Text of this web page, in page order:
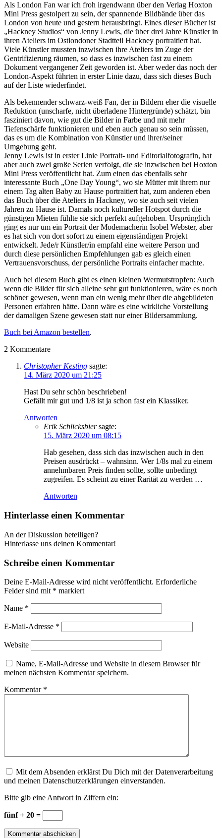
Als London Fan war ich froh irgendwann über den Verlag Hoxton
Mini Press gestolpert zu sein, der spannende Bildbände über das
London von heute und gestern herausbringt. Eines dieser Bücher ist
„Hackney Studios“ von Jenny Lewis, die über drei Jahre Künstler in
ihren Ateliers im Ostlondoner Stadtteil Hackney portraitiert hat.
Viele Künstler mussten inzwischen ihre Ateliers im Zuge der
Gentrifizierung räumen, so dass es inzwischen fast zu einem
Dokument vergangener Zeit geworden ist. Aber weder das noch der
London-Aspekt führten in erster Linie dazu, dass sich dieses Buch
auf der Liste wiederfindet.
Als bekennender schwarz-weiß Fan, der in Bildern eher die visuelle
Reduktion (unscharfe, nicht überladene Hintergründe) schätzt, bin
fasziniert davon, wie gut die Bilder in Farbe und mit mehr
Tiefenschärfe funktionieren und eben auch genau so sein müssen,
das es um die Kombination von Künstler und ihrer/seiner
Umgebung geht.
Jenny Lewis ist in erster Linie Portrait- und Editorialfotografin, hat
aber auch zwei große Serien verfolgt, die sie inzwischen bei Hoxton
Mini Press veröffentlicht hat. Zum einen das ebenfalls sehr
interessante Buch „One Day Young“, wo sie Mütter mit ihrem nur
einem Tag alten Baby zu Hause portraitiert hat, zum anderen eben
das Buch über die Ateliers in Hackney, wo sie auch seit vielen
Jahren zu Hause ist. Damals noch kultureller Hotspot durch die
günstigen Mieten fühlte sie sich perfekt aufgehoben. Ursprünglich
ging es nur um ein Portrait der Modemacherin Isobel Webster, aber
es hat sich von dort sofort zu einem eigenständigen Projekt
entwickelt. Jede/r Künstler/in empfahl eine weitere Person und
durch diese persönlichen Empfehlungen gab es gleich einen
Vertrauensvorschuss, der persönliche Portraits einfacher machte.
Auch bei diesem Buch gibt es einen kleinen Wermutstropfen: Auch
wenn die Bilder für sich alleine sehr gut funktionieren, wäre es noch
schöner gewesen, wenn man ein wenig mehr über die abgebildeten
Personen erfahren hätte. Dann wäre es eine wirkliche Vorstellung
der damaligen Szene gewesen statt nur einer Bildersammlung.
Buch bei Amazon bestellen.
2 Kommentare
Christopher Kesting sagte:
14. März 2020 um 21:25
Hast Du sehr schön beschrieben!
Gefällt mir gut und 1/8 ist ja schon fast ein Klassiker.
Antworten
Erik Schlicksbier sagte:
15. März 2020 um 08:15
Hab gesehen, dass sich das inzwischen auch in den
Preisen ausdrückt – wahnsinn. Wer 1/8s mal zu einem
annehmbaren Preis finden sollte, sollte unbedingt
zugreifen. Es scheint zu einer Rarität zu werden …
Antworten
Hinterlasse einen Kommentar
An der Diskussion beteiligen?
Hinterlasse uns deinen Kommentar!
Schreibe einen Kommentar
Deine E-Mail-Adresse wird nicht veröffentlicht. Erforderliche
Felder sind mit * markiert
Name *
E-Mail-Adresse *
Website
Name, E-Mail-Adresse und Website in diesem Browser für
meinen nächsten Kommentar speichern.
Kommentar *
Mit dem Absenden erklärst Du Dich mit der Datenverarbeitung
und meinen Datenschutzerklärungen einverstanden.
Bitte gib eine Antwort in Ziffern ein:
fünf + 20 =